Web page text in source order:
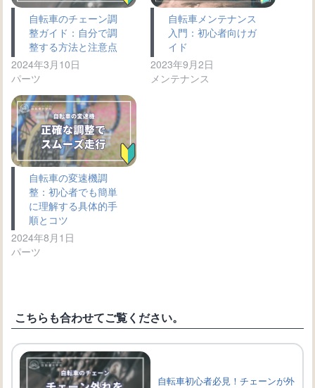
自転車のチェーン調
整ガイド：自分で調
整する方法と注意点
2024年3月10日
パーツ
自転車メンテナンス
入門：初心者向けガ
イド
2023年9月2日
メンテナンス
自転車の変速機調
整：初心者でも簡単
に理解する具体的手
順とコツ
2024年8月1日
パーツ
こちらも合わせてご覧ください。
自転車初心者必見！チェーンが外